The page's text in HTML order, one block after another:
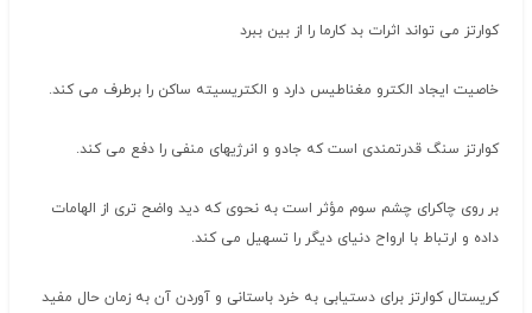
کوارتز می تواند اثرات بد کارما را از بین ببرد
خاصیت ایجاد الکترو مغناطیس دارد و الکتریسیته ساکن را برطرف می کند.
کوارتز سنگ قدرتمندی است که جادو و انرژیهای منفی را دفع می کند.
بر روی چاکرای چشم سوم مؤثر است به نحوی که دید واضح تری از الهامات
داده و ارتباط با ارواح دنیای دیگر را تسهیل می کند.
کریستال کوارتز برای دستیابی به خرد باستانی و آوردن آن به زمان حال مفید